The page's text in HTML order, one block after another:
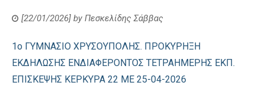
[22/01/2026] by Πεσκελίδης Σάββας
1ο ΓΥΜΝΑΣΙΟ ΧΡΥΣΟΥΠΟΛΗΣ. ΠΡΟΚΥΡΗΞΗ
ΕΚΔΗΛΩΣΗΣ ΕΝΔΙΑΦΕΡΟΝΤΟΣ ΤΕΤΡΑΗΜΕΡΗΣ ΕΚΠ.
ΕΠΙΣΚΕΨΗΣ ΚΕΡΚΥΡΑ 22 ΜΕ 25-04-2026